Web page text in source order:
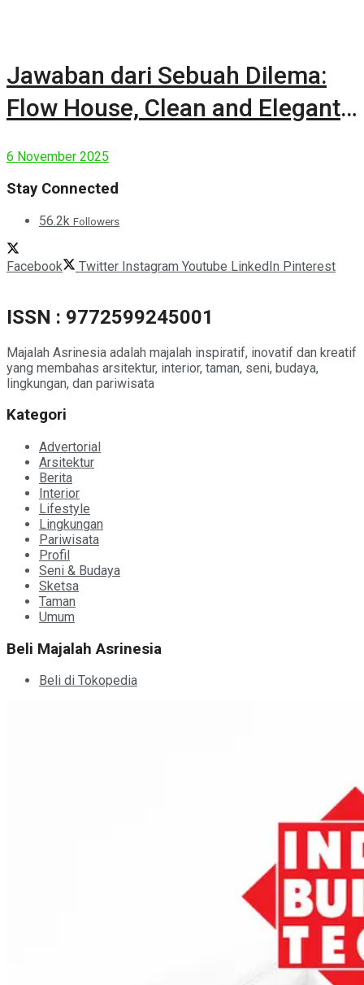
Jawaban dari Sebuah Dilema:
Flow House, Clean and Elegant
6 November 2025
Stay Connected
56.2k Followers
Facebook Twitter Instagram Youtube LinkedIn Pinterest
ISSN : 9772599245001
Majalah Asrinesia adalah majalah inspiratif, inovatif dan kreatif
yang membahas arsitektur, interior, taman, seni, budaya,
lingkungan, dan pariwisata
Kategori
Advertorial
Arsitektur
Berita
Interior
Lifestyle
Lingkungan
Pariwisata
Profil
Seni & Budaya
Sketsa
Taman
Umum
Beli Majalah Asrinesia
Beli di Tokopedia